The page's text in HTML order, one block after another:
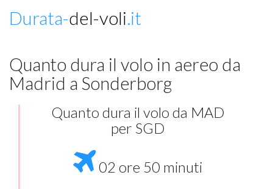
Durata-del-voli.it
Quanto dura il volo in aereo da
Madrid a Sonderborg
Quanto dura il volo da MAD
per SGD
02 ore 50 minuti